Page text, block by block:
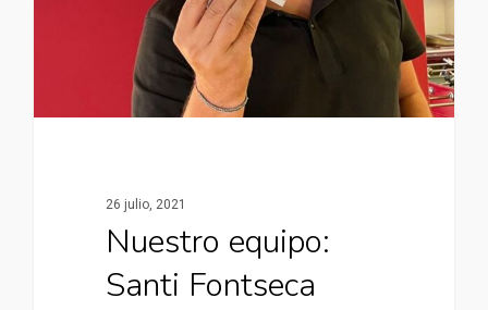
26 julio, 2021
Nuestro equipo:
Santi Fontseca